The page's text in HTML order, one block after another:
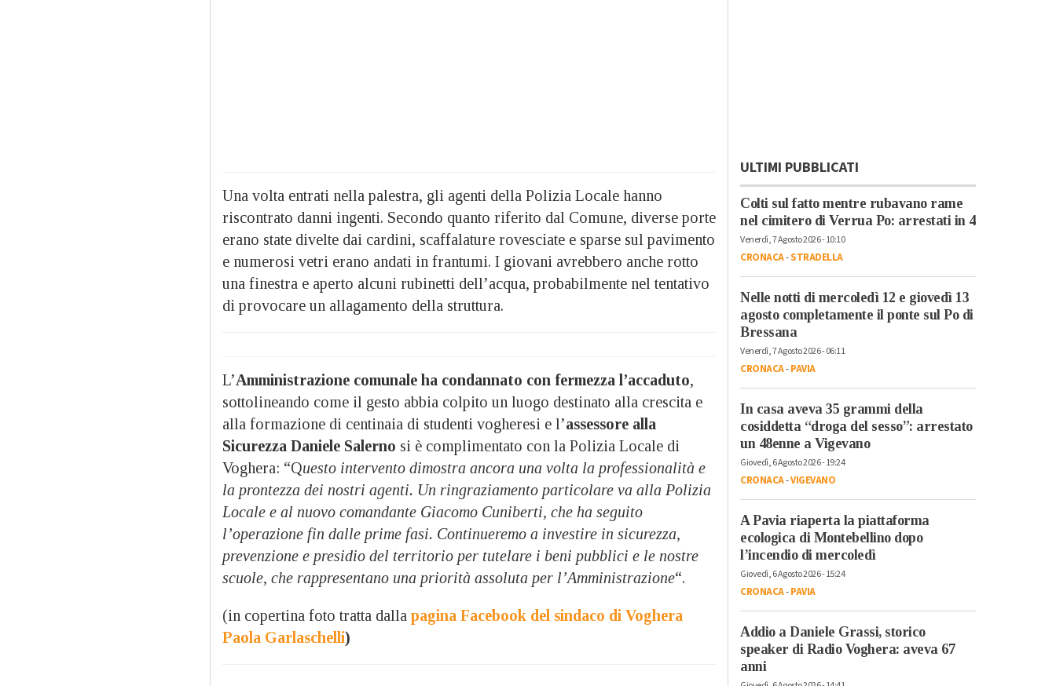
Una volta entrati nella palestra, gli agenti della Polizia Locale hanno
riscontrato danni ingenti. Secondo quanto riferito dal Comune, diverse porte
erano state divelte dai cardini, scaffalature rovesciate e sparse sul pavimento
e numerosi vetri erano andati in frantumi. I giovani avrebbero anche rotto
una finestra e aperto alcuni rubinetti dell’acqua, probabilmente nel tentativo
di provocare un allagamento della struttura.
L’Amministrazione comunale ha condannato con fermezza l’accaduto,
sottolineando come il gesto abbia colpito un luogo destinato alla crescita e
alla formazione di centinaia di studenti vogheresi e l’assessore alla
Sicurezza Daniele Salerno si è complimentato con la Polizia Locale di
Voghera: “Questo intervento dimostra ancora una volta la professionalità e
la prontezza dei nostri agenti. Un ringraziamento particolare va alla Polizia
Locale e al nuovo comandante Giacomo Cuniberti, che ha seguito
l’operazione fin dalle prime fasi. Continueremo a investire in sicurezza,
prevenzione e presidio del territorio per tutelare i beni pubblici e le nostre
scuole, che rappresentano una priorità assoluta per l’Amministrazione“.
(in copertina foto tratta dalla pagina Facebook del sindaco di Voghera
Paola Garlaschelli)
ULTIMI PUBBLICATI
Colti sul fatto mentre rubavano rame
nel cimitero di Verrua Po: arrestati in 4
Venerdì, 7 Agosto 2026 - 10:10
CRONACA-STRADELLA
Nelle notti di mercoledì 12 e giovedì 13
agosto completamente il ponte sul Po di
Bressana
Venerdì, 7 Agosto 2026 - 06:11
CRONACA-PAVIA
In casa aveva 35 grammi della
cosiddetta “droga del sesso”: arrestato
un 48enne a Vigevano
Giovedì, 6 Agosto 2026 - 19:24
CRONACA-VIGEVANO
A Pavia riaperta la piattaforma
ecologica di Montebellino dopo
l’incendio di mercoledì
Giovedì, 6 Agosto 2026 - 15:24
CRONACA-PAVIA
Addio a Daniele Grassi, storico
speaker di Radio Voghera: aveva 67
anni